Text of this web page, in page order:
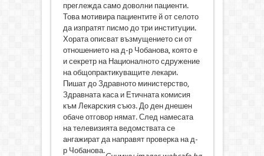
преглежда само доволни пациенти.
Това мотивира пациентите й от селото
да изпратят писмо до три институции.
Хората описват възмущението си от
отношението на д-р Чобанова, която е
и секретр на Националното сдружение
на общопрактикуващите лекари.
Пишат до Здравното министерство,
Здравната каса и Етичната комисия
към Лекарския съюз. До ден днешен
обаче отговор нямат. След намесата
на телевизията ведомствата се
ангажират да направят проверка на д-
р Чобанова.